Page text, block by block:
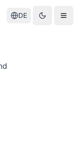
DE
Wasserstand